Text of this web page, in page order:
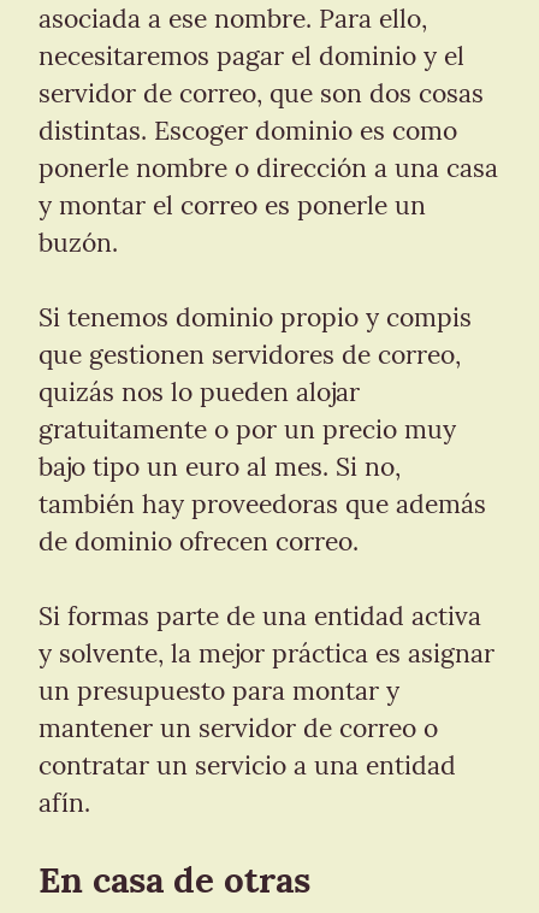
asociada a ese nombre. Para ello,
necesitaremos pagar el dominio y el
servidor de correo, que son dos cosas
distintas. Escoger dominio es como
ponerle nombre o dirección a una casa
y montar el correo es ponerle un
buzón.
Si tenemos dominio propio y compis
que gestionen servidores de correo,
quizás nos lo pueden alojar
gratuitamente o por un precio muy
bajo tipo un euro al mes. Si no,
también hay proveedoras que además
de dominio ofrecen correo.
Si formas parte de una entidad activa
y solvente, la mejor práctica es asignar
un presupuesto para montar y
mantener un servidor de correo o
contratar un servicio a una entidad
afín.
En casa de otras